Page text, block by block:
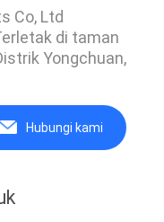
Co, Ltd
di taman
Yongchuan,
Hubungi kami